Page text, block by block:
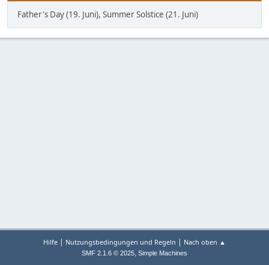
Father's Day (19. Juni), Summer Solstice (21. Juni)
Hilfe | Nutzungsbedingungen und Regeln | Nach oben ▲
SMF 2.1.6 © 2025, Simple Machines